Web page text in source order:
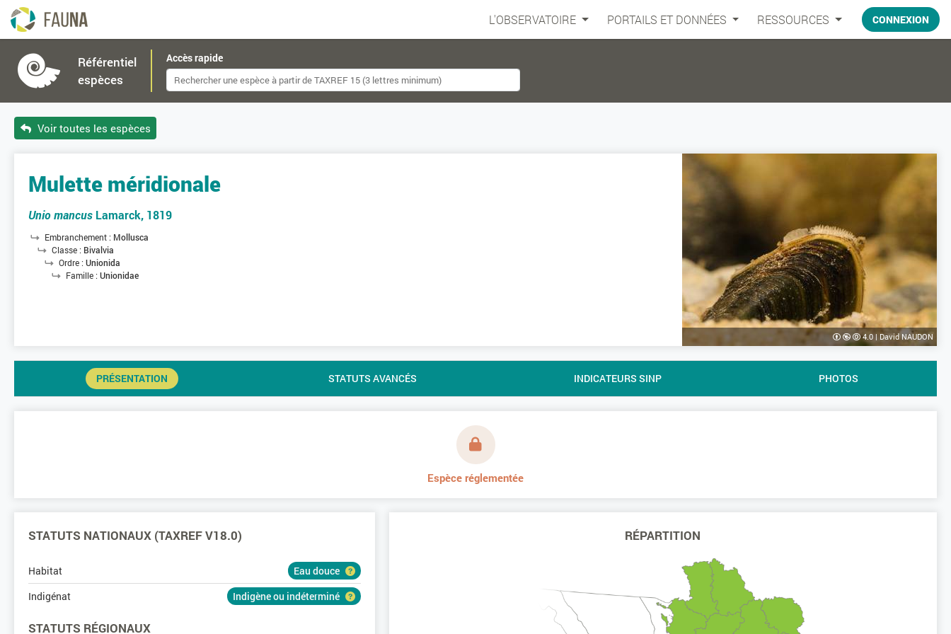
L'OBSERVATOIRE PORTAILS ET DONNÉES RESSOURCES CONNEXION
Référentiel
espèces
Accès rapide
Voir toutes les espèces
Mulette méridionale
Unio mancus Lamarck, 1819
Embranchement : Mollusca
Classe : Bivalvia
Ordre : Unionida
Famille : Unionidae
4.0| David NAUDON
PRÉSENTATION STATUTS AVANCÉS INDICATEURS SINP PHOTOS
Espèce réglementée
RÉPARTITION
STATUTS NATIONAUX (TAXREF V18.0)
Habitat
Eau douce
Indigénat
Indigène ou indéterminé
STATUTS RÉGIONAUX